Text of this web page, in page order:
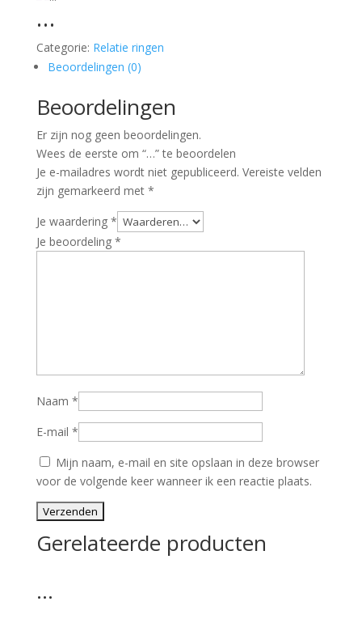
…
Categorie: Relatie ringen
Beoordelingen (0)
Beoordelingen
Er zijn nog geen beoordelingen.
Wees de eerste om “…” te beoordelen
Je e-mailadres wordt niet gepubliceerd. Vereiste velden
zijn gemarkeerd met *
Je waardering *
Je beoordeling *
Naam *
E-mail *
Mijn naam, e-mail en site opslaan in deze browser
voor de volgende keer wanneer ik een reactie plaats.
Gerelateerde producten
…